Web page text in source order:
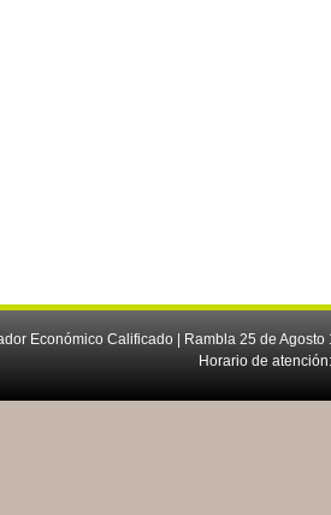
Económico Calificado | Rambla 25 de
Horario de